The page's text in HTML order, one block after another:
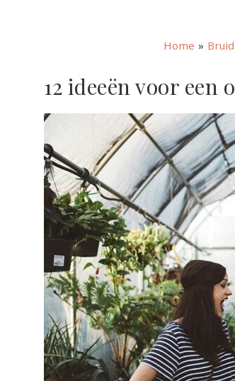
Home » Bruid
12 ideeën voor